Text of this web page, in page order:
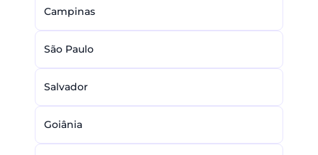
Campinas
São Paulo
Salvador
Goiânia